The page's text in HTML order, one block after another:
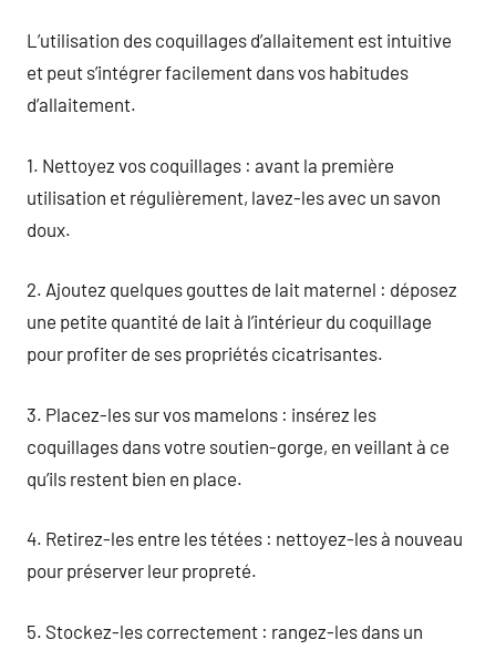
L’utilisation des coquillages d’allaitement est intuitive
et peut s’intégrer facilement dans vos habitudes
d’allaitement.
1. Nettoyez vos coquillages : avant la première
utilisation et régulièrement, lavez-les avec un savon
doux.
2. Ajoutez quelques gouttes de lait maternel : déposez
une petite quantité de lait à l’intérieur du coquillage
pour profiter de ses propriétés cicatrisantes.
3. Placez-les sur vos mamelons : insérez les
coquillages dans votre soutien-gorge, en veillant à ce
qu’ils restent bien en place.
4. Retirez-les entre les tétées : nettoyez-les à nouveau
pour préserver leur propreté.
5. Stockez-les correctement : rangez-les dans un